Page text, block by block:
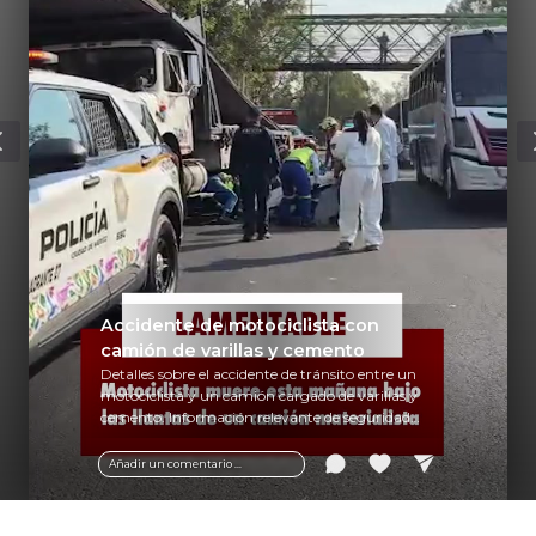
Añadir un comentario ...
Accidente de motociclista con
camión de varillas y cemento
Detalles sobre el accidente de tránsito entre un
motociclista y un camión cargado de varillas y
cemento. Información relevante de seguridad
vial y recomendaciones para motociclistas.